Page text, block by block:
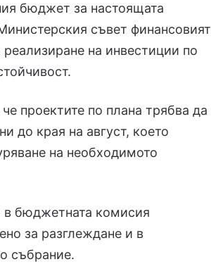
бюджет за настоящата
съвет финансовият
на инвестиции по
проектите по плана трябва да
до края на август, което
на необходимото
в бюджетната комисия
за разглеждане и в
събрание.